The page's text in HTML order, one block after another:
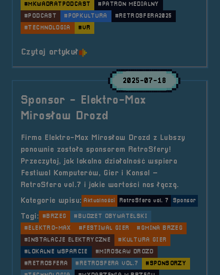
#MKWADRATPODCAST
#PATRON MEDIALNY
#PODCAST
#POPKULTURA
#RETROSFERA2025
#TECHNOLOGIA
#VR
Czytaj artykuło tytule Patronat Medialny
2025-07-18
Sponsor - Elektro-Max
Mirosław Drozd
Firma Elektro-Max Mirosław Drozd z Lubszy
ponownie została sponsorem RetroSfery!
Przeczytaj, jak lokalna działalność wspiera
Festiwal Komputerów, Gier i Konsol –
RetroSfera vol.7 i jakie wartości nas łączą.
Kategorie wpisu: Aktualności RetroSfera vol. 7 Sponsor
Tagi: #BRZEG
#BUDŻET OBYWATELSKI
#ELEKTRO-MAX
#FESTIWAL GIER
#GMINA BRZEG
#INSTALACJE ELEKTRYCZNE
#KULTURA GIER
#LOKALNE WSPARCIE
#MIROSŁAW DROZD
#RETROSFERA
#RETROSFERA VOL.7
#SPONSORZY